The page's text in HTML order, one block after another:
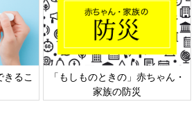
るこ
「もしものときの」赤ちゃん・
家族の防災